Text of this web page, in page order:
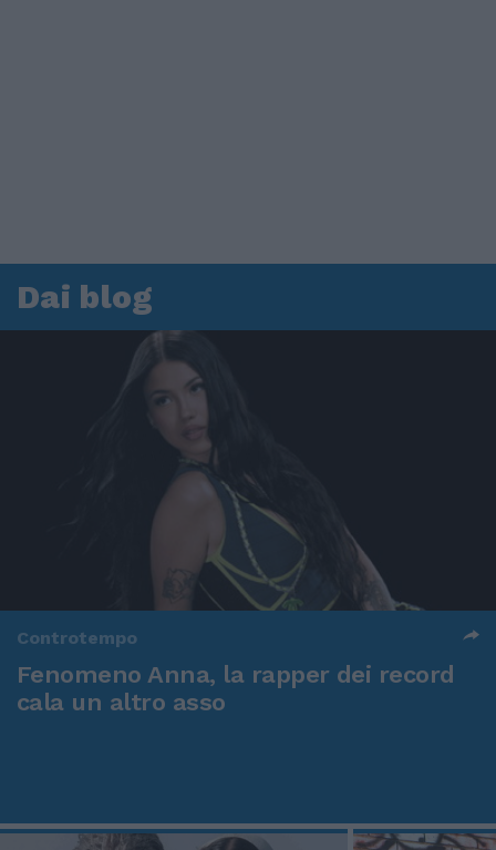
Dai blog
Controtempo
Fenomeno Anna, la rapper dei record
cala un altro asso